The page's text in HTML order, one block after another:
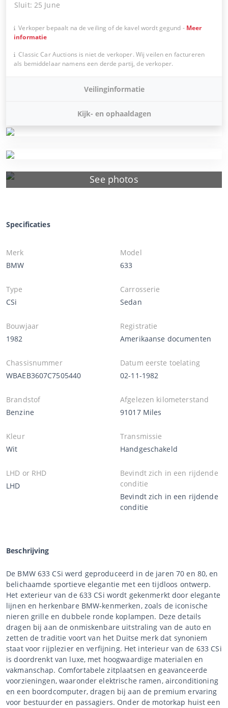
See photos
Sluit: 25 June
Verkoper bepaalt na de veiling of de kavel wordt gegund - Meer
informatie
Classic Car Auctions is niet de verkoper. Wij veilen en factureren
als bemiddelaar namens een derde partij, de verkoper.
Veilinginformatie
Kijk- en ophaaldagen
Specificaties
Merk
BMW
Model
633
Type
CSi
Carrosserie
Sedan
Bouwjaar
1982
Registratie
Amerikaanse documenten
Chassisnummer
WBAEB3607C7505440
Datum eerste toelating
02-11-1982
Brandstof
Benzine
Afgelezen kilometerstand
91017 Miles
Kleur
Wit
Transmissie
Handgeschakeld
LHD or RHD
LHD
Bevindt zich in een rijdende
conditie
Bevindt zich in een rijdende
conditie
Beschrijving
De BMW 633 CSi werd geproduceerd in de jaren 70 en 80, en
belichaamde sportieve elegantie met een tijdloos ontwerp.
Het exterieur van de 633 CSi wordt gekenmerkt door elegante
lijnen en herkenbare BMW-kenmerken, zoals de iconische
nieren grille en dubbele ronde koplampen. Deze details
dragen bij aan de onmiskenbare uitstraling van de auto en
zetten de traditie voort van het Duitse merk dat synoniem
staat voor rijplezier en verfijning. Het interieur van de 633 CSi
is doordrenkt van luxe, met hoogwaardige materialen en
vakmanschap. Comfortabele zitplaatsen en geavanceerde
voorzieningen, waaronder elektrische ramen, airconditioning
en een boordcomputer, dragen bij aan de premium ervaring
voor bestuurder en passagiers. Onder de motorkap huist een